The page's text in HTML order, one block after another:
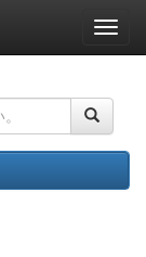
ナ
ビ
ー
ョ
ン